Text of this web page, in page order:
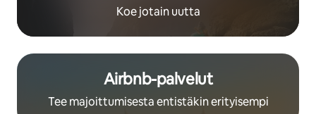
Koe jotain uutta
Airbnb-palvelut
Tee majoittumisesta entistäkin erityisempi